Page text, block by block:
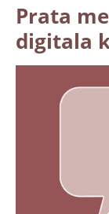
Prata
digitala